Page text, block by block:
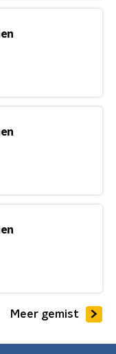
Meer gemist